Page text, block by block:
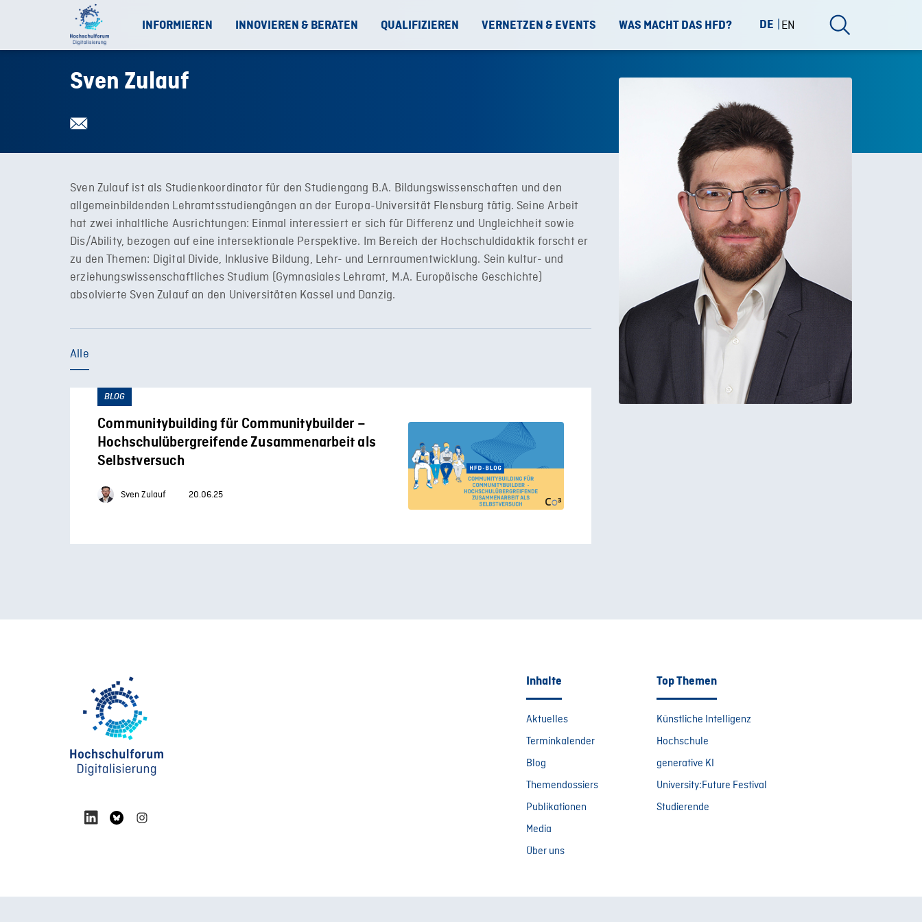
INFORMIEREN INNOVIEREN & BERATEN QUALIFIZIEREN VERNETZEN & EVENTS WAS MACHT DAS HFD? DE EN
Sven Zulauf
Sven Zulauf ist als Studienkoordinator für den Studiengang B.A. Bildungswissenschaften und den
allgemeinbildenden Lehramtsstudiengängen an der Europa-Universität Flensburg tätig. Seine Arbeit
hat zwei inhaltliche Ausrichtungen: Einmal interessiert er sich für Differenz und Ungleichheit sowie
Dis/Ability, bezogen auf eine intersektionale Perspektive. Im Bereich der Hochschuldidaktik forscht er
zu den Themen: Digital Divide, Inklusive Bildung, Lehr- und Lernraumentwicklung. Sein kultur- und
erziehungswissenschaftliches Studium (Gymnasiales Lehramt, M.A. Europäische Geschichte)
absolvierte Sven Zulauf an den Universitäten Kassel und Danzig.
Alle
BLOG
Communitybuilding für Communitybuilder –
Hochschulübergreifende Zusammenarbeit als
Selbstversuch
Sven Zulauf 20.06.25
Inhalte
Aktuelles
Terminkalender
Blog
Themendossiers
Publikationen
Media
Über uns
Top Themen
Künstliche Intelligenz
Hochschule
generative KI
University:Future Festival
Studierende